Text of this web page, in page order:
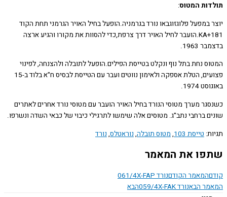
המטוס:
במפעל פלוגזוגבאו נורד בגרמניה.הופעל בחיל האויר הגרמני תחת הקוד
KA+181.הועבר לחיל האויר דרך צרפת,כדי להסוות את מקורו והגיע ארצה
1963.
נחת בתל נוף ונקלט בטייסת הפילים.הופעל לתובלה ולהצנחה, לפינוי
פצועים, הטלת אספקה ולאימון נווטים ועבר עם הטייסת לבסיס ח"א בלוד ב-15
1974.
מערך מטוסי הנורד בחיל האויר הועבר עם מטוסי נורד אחרים לאתרים
ברחבי נתב"ג. מטוסים אלה שימשו לתרגילי כיבוי של כבאי השדה ונשרפו.
טייסת 103 , מטוס תובלה,נוראטלס,נורד
את המאמר
המאמר הקודםנורד 061/4X-FAP
הבאנורד 059/4X-FAK
הבא